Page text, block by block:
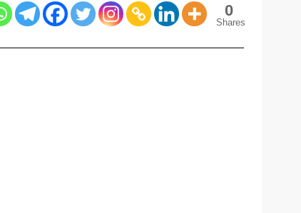
0
Shares